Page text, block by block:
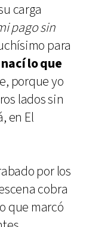
carga
pago sin
para
lo que
porque yo
lados sin
en El
por los
cobra
que marcó